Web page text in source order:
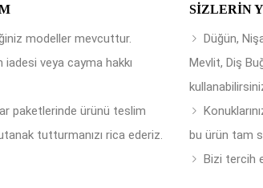
modeller mevcuttur.
veya cayma hakkı
paketlerinde ürünü teslim
tutturmanızı rica ederiz.
SIZLERIN
Düğün,
Mevlit, Diş
bu ürün tam
Bizi tercih